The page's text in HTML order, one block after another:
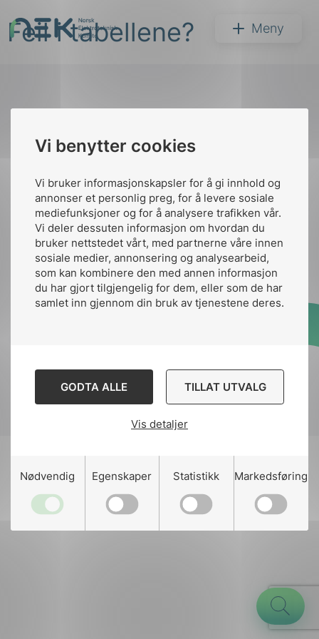
Vi benytter cookies
Vi bruker informasjonskapsler for å gi innhold og
annonser et personlig preg, for å levere sosiale
mediefunksjoner og for å analysere trafikken vår.
Vi deler dessuten informasjon om hvordan du
bruker nettstedet vårt, med partnerne våre innen
sosiale medier, annonsering og analysearbeid,
som kan kombinere den med annen informasjon
du har gjort tilgjengelig for dem, eller som de har
samlet inn gjennom din bruk av tjenestene deres.
GODTA ALLE TILLAT UTVALG
Vis detaljer
Nødvendig Egenskaper Statistikk Markedsføring
til
innhold
NEK Meny
Søk
Feil i tabellene?
Kontakt oss
Ansatte
nek@nek.no
Kontakt
Bruk av Cookies